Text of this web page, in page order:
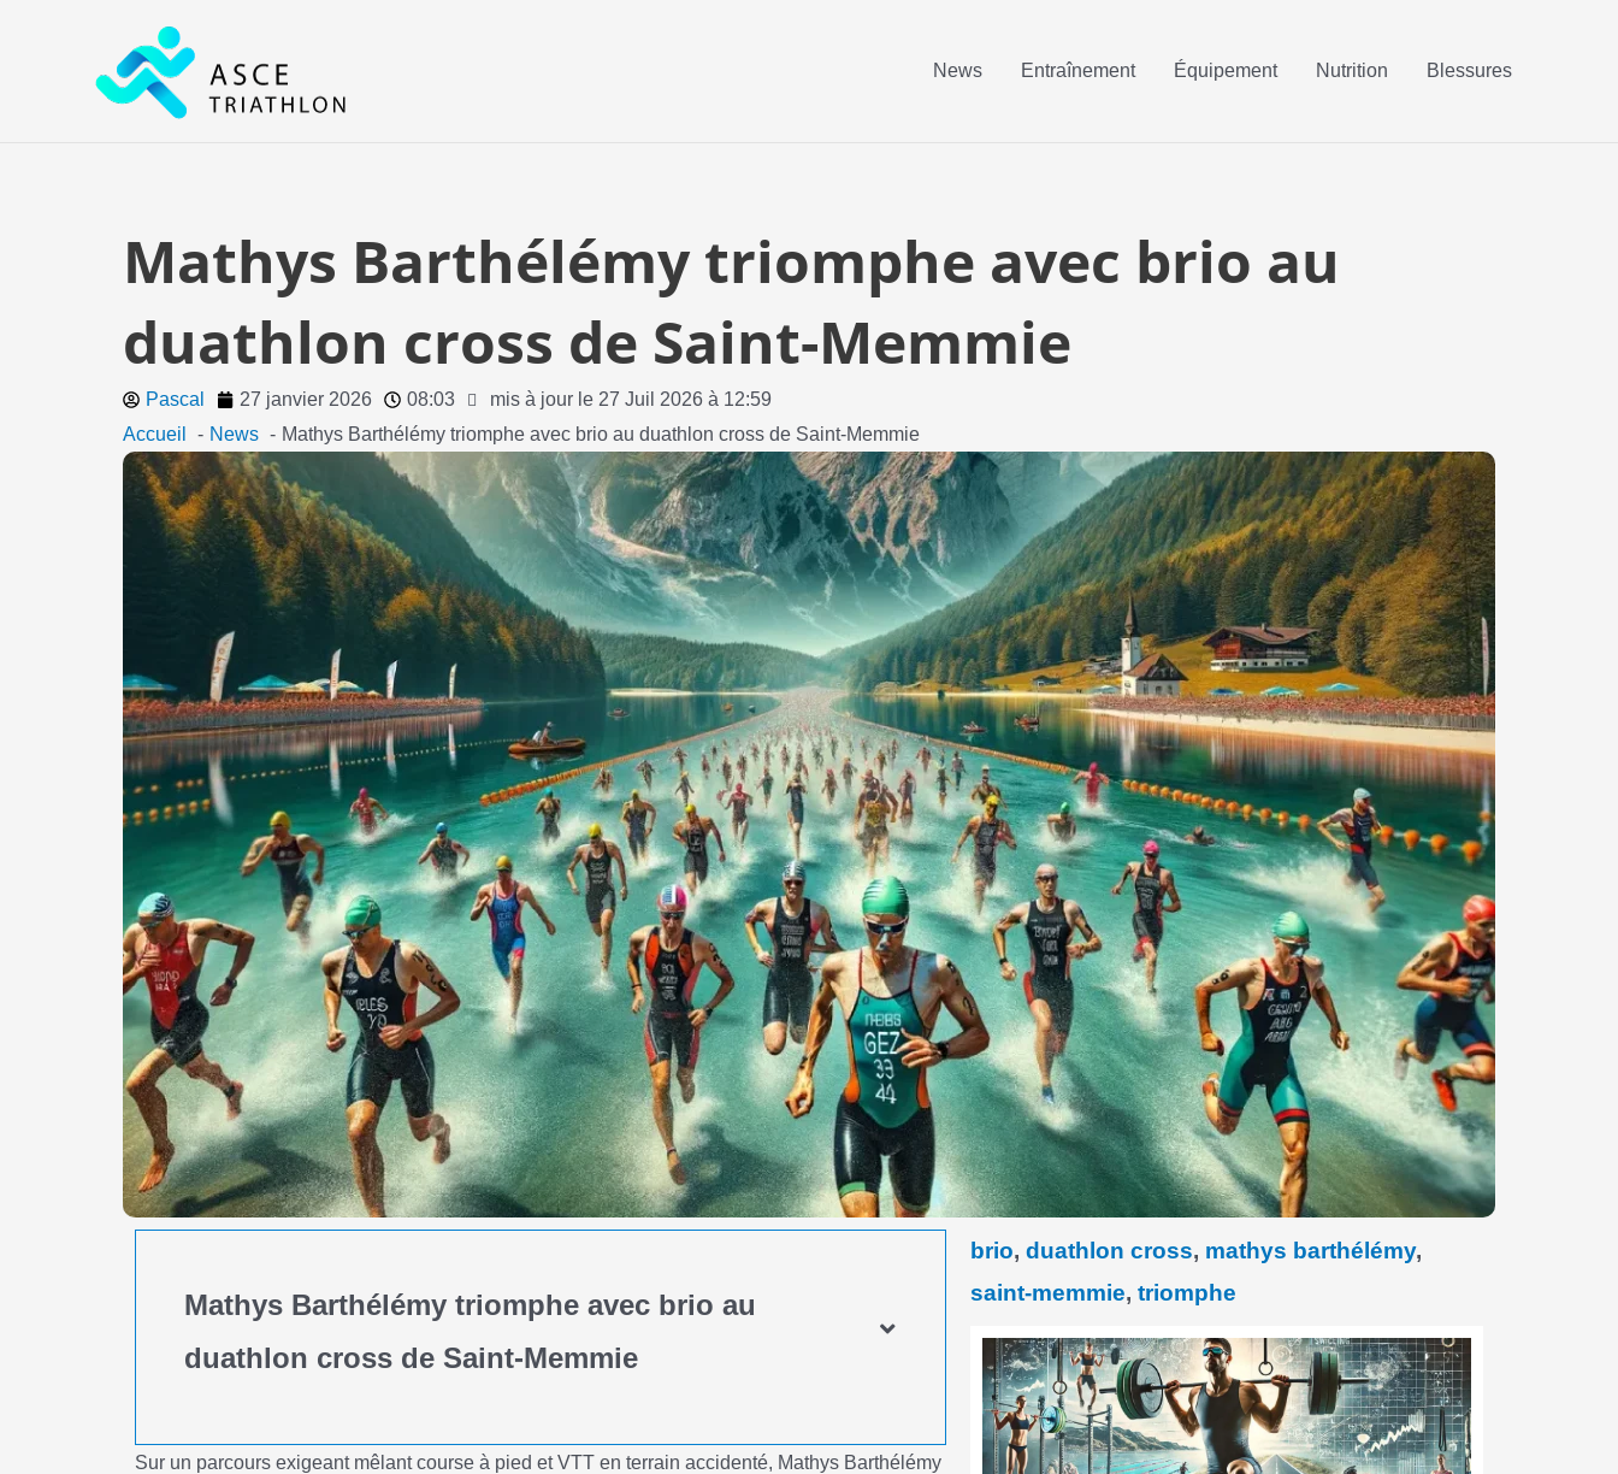
News Entraînement Équipement Nutrition Blessures
Mathys Barthélémy triomphe avec brio au
duathlon cross de Saint-Memmie
Pascal 27 janvier 2026 08:03
mis à jour le 27 Juil 2026 à 12:59
Accueil
News Mathys Barthélémy triomphe avec brio au duathlon cross de Saint-Memmie
Mathys Barthélémy triomphe avec brio au
duathlon cross de Saint-Memmie
Sur un parcours exigeant mêlant course à pied et VTT en terrain accidenté, Mathys Barthélémy
brio, duathlon cross, mathys barthélémy,
saint-memmie, triomphe